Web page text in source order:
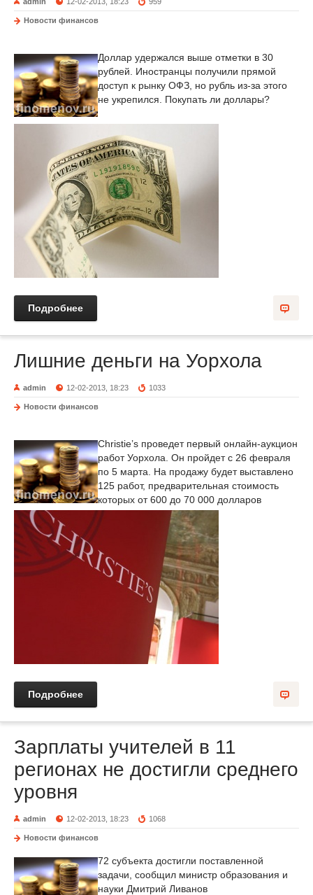
Новости финансов
Доллар удержался выше отметки в 30
рублей. Иностранцы получили прямой
доступ к рынку ОФЗ, но рубль из-за этого
не укрепился. Покупать ли доллары?
Подробнее
Лишние деньги на Уорхола
admin 12-02-2013, 18:23 1033
Новости финансов
Christie’s проведет первый онлайн-аукцион
работ Уорхола. Он пройдет с 26 февраля
по 5 марта. На продажу будет выставлено
125 работ, предварительная стоимость
которых от 600 до 70 000 долларов
Подробнее
Зарплаты учителей в 11
регионах не достигли среднего
уровня
admin 12-02-2013, 18:23 1068
Новости финансов
72 субъекта достигли поставленной
задачи, сообщил министр образования и
науки Дмитрий Ливанов